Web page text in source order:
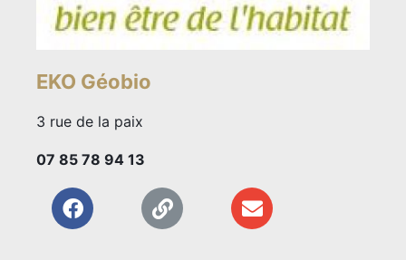
EKO Géobio
3 rue de la paix
07 85 78 94 13